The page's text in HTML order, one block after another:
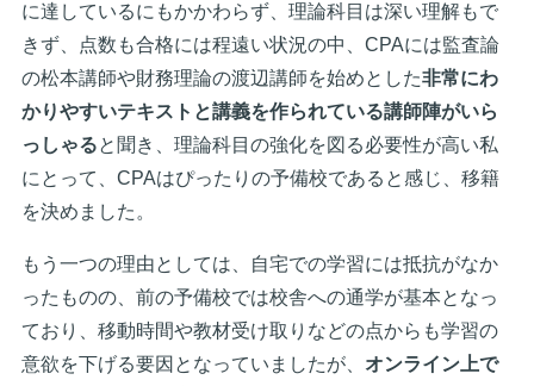
に達しているにもかかわらず、理論科目は深い理解もで
きず、点数も合格には程遠い状況の中、CPAには監査論
の松本講師や財務理論の渡辺講師を始めとした非常にわ
かりやすいテキストと講義を作られている講師陣がいら
っしゃると聞き、理論科目の強化を図る必要性が高い私
にとって、CPAはぴったりの予備校であると感じ、移籍
を決めました。
もう一つの理由としては、自宅での学習には抵抗がなか
ったものの、前の予備校では校舎への通学が基本となっ
ており、移動時間や教材受け取りなどの点からも学習の
意欲を下げる要因となっていましたが、 オンライン上で